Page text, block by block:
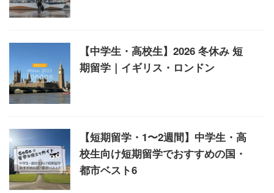
【中学生・高校生】2026 冬休み 短
期留学｜イギリス・ロンドン
【短期留学・1〜2週間】中学生・高
校生向け短期留学でおすすめの国・
都市ベスト6